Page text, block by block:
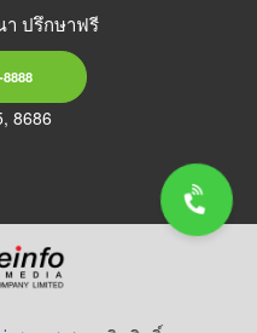
ปรึกษาฟรี
8888
8686